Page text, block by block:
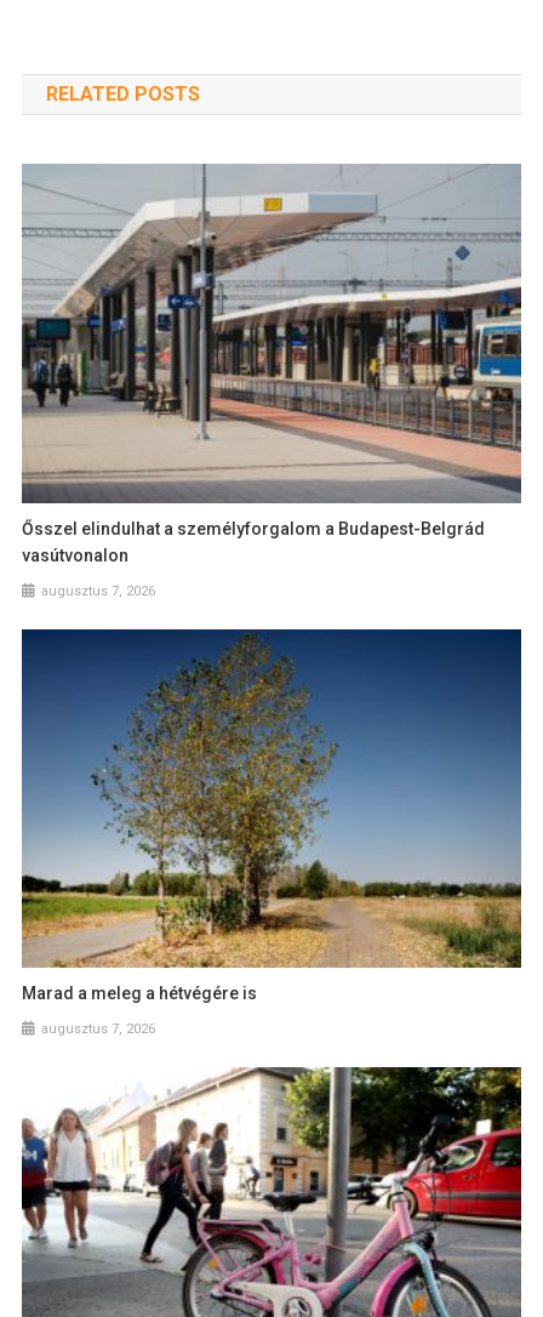
RELATED POSTS
Ősszel elindulhat a személyforgalom a Budapest-Belgrád
vasútvonalon
augusztus 7, 2026
Marad a meleg a hétvégére is
augusztus 7, 2026